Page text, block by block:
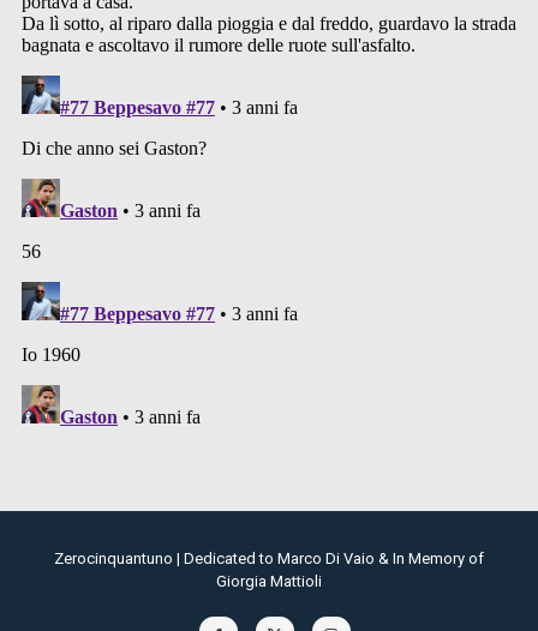
Zerocinquantuno | Dedicated to Marco Di Vaio & In Memory of
Giorgia Mattioli